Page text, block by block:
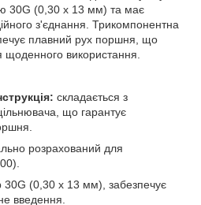
30G (0,30 х 13 мм) та має
з'єднання. Трикомпонентна
плавний рух поршня, що
щоденного використання.
складається з
що гарантує
розрахований для
30G (0,30 х 13 мм), забезпечує
введення.